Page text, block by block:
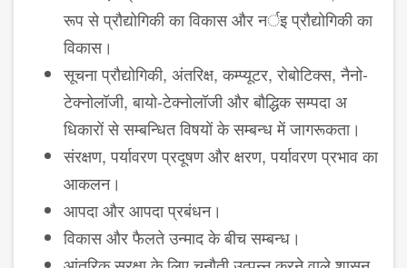
रूप से प्रौद्योगिकी का विकास और नर्इ प्रौद्योगिकी का
विकास।
सूचना प्रौद्योगिकी, अंतरिक्ष, कम्प्यूटर, रोबोटिक्स, नैनो-
टेक्नोलॉजी, बायो-टेक्नोलॉजी और बौद्धिक सम्पदा अ​
धिकारों से सम्ब​न्धित विषयों के सम्बन्ध में जागरूकता।
संरक्षण, पर्यावरण प्रदूषण और क्षरण, पर्यावरण प्रभाव का
आकलन।
आपदा और आपदा प्रबंधन।
विकास और फैलते उन्माद के बीच सम्बन्ध।